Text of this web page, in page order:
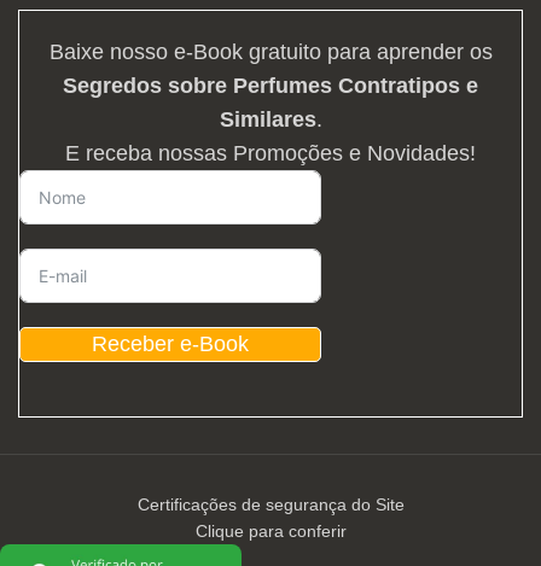
Baixe nosso e-Book gratuito para aprender os
Segredos sobre Perfumes Contratipos e
Similares.
E receba nossas Promoções e Novidades!
Receber e-Book
Certificações de segurança do Site
Clique para conferir